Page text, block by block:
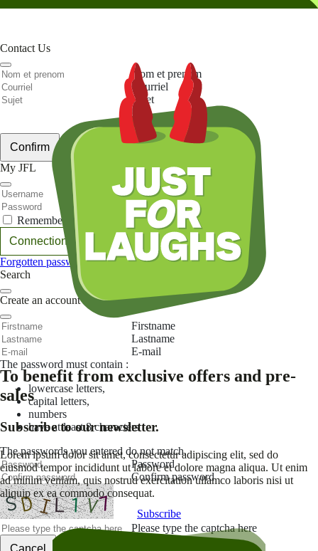
To benefit from exclusive offers and pre-
sales
Subscribe to our newsletter.
Lorem ipsum dolor sit amet, consectetur adipiscing elit, sed do
eiusmod tempor incididunt ut labore et dolore magna aliqua. Ut enim
ad minim veniam, quis nostrud exercitation ullamco laboris nisi ut
aliquip ex ea commodo consequat.
Subscribe
Contact Us
Nom et prenom
Courriel
Sujet
Votre message
Confirm
My JFL
E-mail
Password
Remember me
Connection
Forgotten password
Search
Create an account
Firstname
Lastname
E-mail
The password must contain :
lowercase letters,
capital letters,
numbers
have at least 8 characters
The passwords you entered do not match.
Password
Confirm password
Please type the captcha here